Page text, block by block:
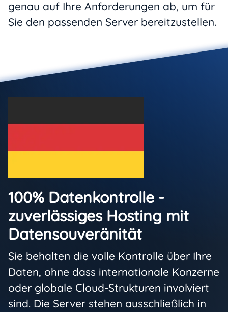
genau auf Ihre Anforderungen ab, um für
Sie den passenden Server bereitzustellen.
100% Datenkontrolle -
zuverlässiges Hosting mit
Datensouveränität
Sie behalten die volle Kontrolle über Ihre
Daten, ohne dass internationale Konzerne
oder globale Cloud-Strukturen involviert
sind. Die Server stehen ausschließlich in